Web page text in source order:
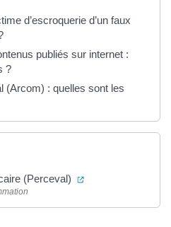
d’escroquerie d’un faux
publiés sur internet :
?
(Arcom) : quelles sont les
(Perceval) (ouverture dans